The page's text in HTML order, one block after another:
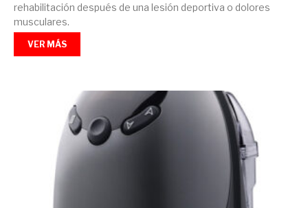
rehabilitación después de una lesión deportiva o dolores
musculares.
VER MÁS